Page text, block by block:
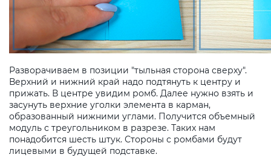
Разворачиваем в позиции "тыльная сторона сверху".
Верхний и нижний край надо подтянуть к центру и
прижать. В центре увидим ромб. Далее нужно взять и
засунуть верхние уголки элемента в карман,
образованный нижними углами. Получится объемный
модуль с треугольником в разрезе. Таких нам
понадобится шесть штук. Стороны с ромбами будут
лицевыми в будущей подставке.